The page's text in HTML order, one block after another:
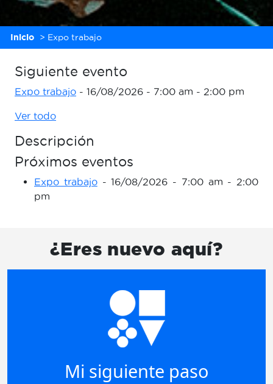
Inicio > Expo trabajo
Siguiente evento
Expo trabajo - 16/08/2026 - 7:00 am - 2:00 pm
Ver todo
Descripción
Próximos eventos
Expo trabajo- 16/08/2026 - 7:00 am - 2:00
pm
¿Eres nuevo aquí?
Mi siguiente paso